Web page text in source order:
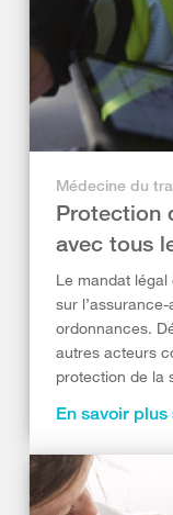
Médecine du
Protection
avec tous
Le mandat légal
sur
ordonnances.
autres acteurs
protection de la
En savoir